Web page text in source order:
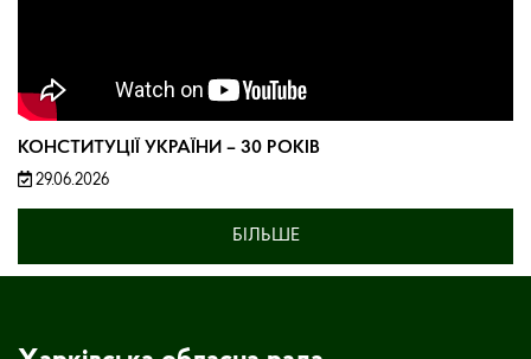
КОНСТИТУЦІЇ УКРАЇНИ – 30 РОКІВ
29.06.2026
БІЛЬШЕ